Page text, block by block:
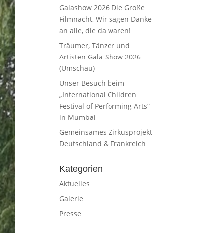
Galashow 2026 Die Große
Filmnacht, Wir sagen Danke
an alle, die da waren!
Träumer, Tänzer und
Artisten Gala-Show 2026
(Umschau)
Unser Besuch beim
„International Children
Festival of Performing Arts“
in Mumbai
Gemeinsames Zirkusprojekt
Deutschland & Frankreich
Kategorien
Aktuelles
Galerie
Presse